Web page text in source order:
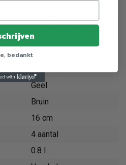
Voerbakken en
waterbakken
0.8 l/ø 16 cm
Geel
Bruin
16 cm
4 aantal
0.8 l
bedankt